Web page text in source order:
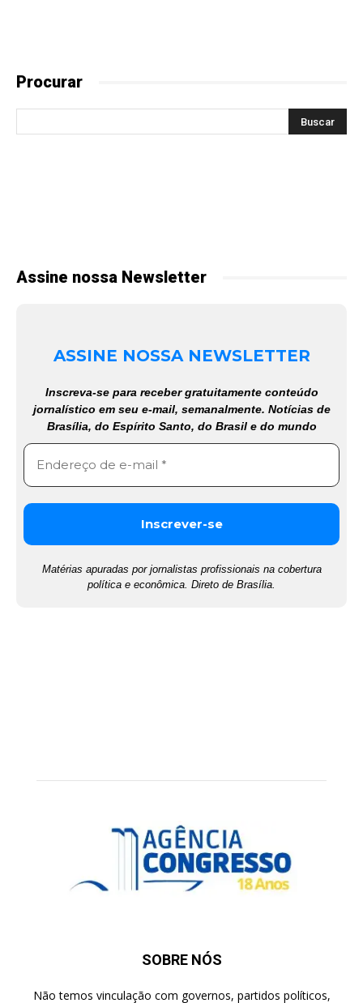
Procurar
Assine nossa Newsletter
ASSINE NOSSA NEWSLETTER
Inscreva-se para receber gratuitamente conteúdo
jornalístico em seu e-mail, semanalmente. Notícias de
Brasília, do Espírito Santo, do Brasil e do mundo
Matérias apuradas por jornalistas profissionais na cobertura
política e econômica. Direto de Brasília.
SOBRE NÓS
Não temos vinculação com governos, partidos políticos,